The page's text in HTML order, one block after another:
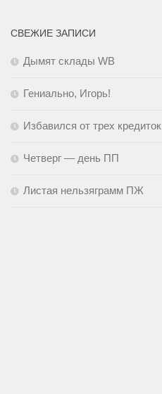
СВЕЖИЕ ЗАПИСИ
Дымят склады WB
Гениально, Игорь!
Избавился от трех кредиток
Четверг — день ПП
Листая нельзяграмм ПЖ